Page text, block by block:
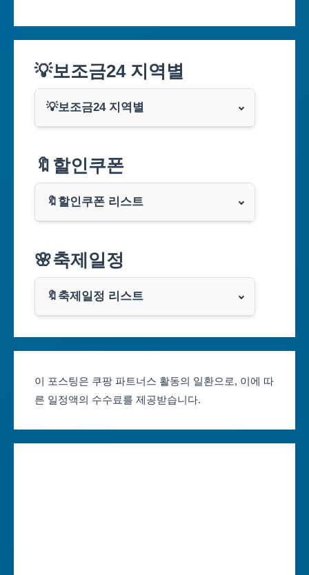
💡보조금24 지역별
💡보조금24 지역별
부산광역시
대구광역시
인천광역시
광주광역시
대전광역시
🔖할인쿠폰
🔖할인쿠폰 리스트
쿠팡
클룩
🌸축제일정
🔖축제일정 리스트
대구축제 일정
인천축제 일정
이 포스팅은 쿠팡 파트너스 활동의 일환으로, 이에 따
른 일정액의 수수료를 제공받습니다.